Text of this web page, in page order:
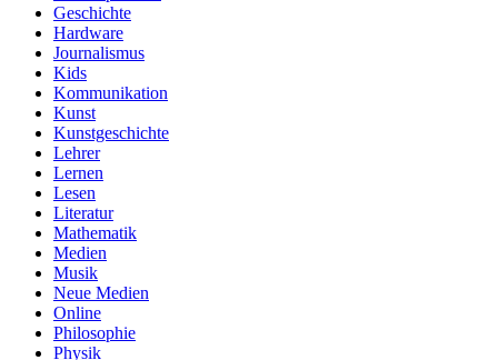
Geschichte
Hardware
Journalismus
Kids
Kommunikation
Kunst
Kunstgeschichte
Lehrer
Lernen
Lesen
Literatur
Mathematik
Medien
Musik
Neue Medien
Online
Philosophie
Physik